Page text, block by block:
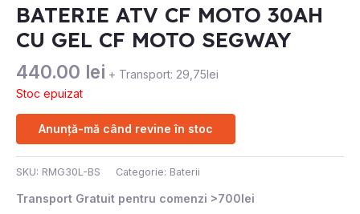
BATERIE ATV CF MOTO 30AH
CU GEL CF MOTO SEGWAY
440.00 lei + Transport: 29,75lei
Stoc epuizat
Anunță-mă când revine în stoc
SKU: RMG30L-BS Categorie: Baterii
Transport Gratuit pentru comenzi >700lei